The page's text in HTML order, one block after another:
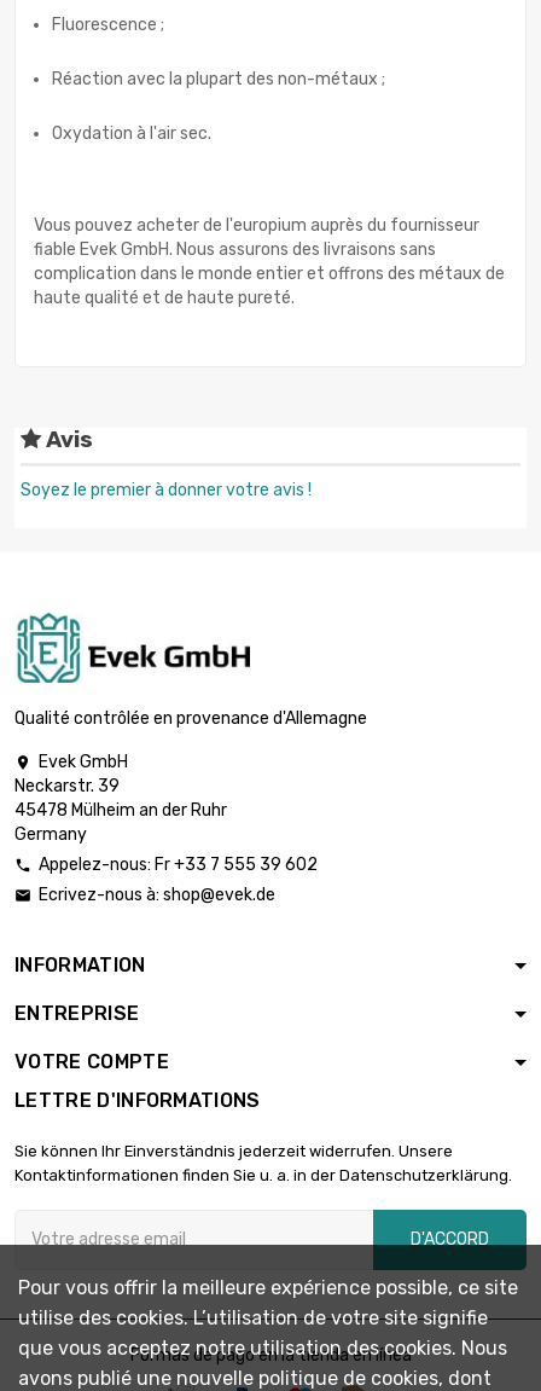
Fluorescence ;
Réaction avec la plupart des non-métaux ;
Oxydation à l'air sec.
Vous pouvez acheter de l'europium auprès du fournisseur
fiable Evek GmbH. Nous assurons des livraisons sans
complication dans le monde entier et offrons des métaux de
haute qualité et de haute pureté.
Avis
Soyez le premier à donner votre avis !
Qualité contrôlée en provenance d'Allemagne

Evek GmbH
Neckarstr. 39
45478 Mülheim an der Ruhr
Germany
 Appelez-nous: Fr +33 7 555 39 602
 Ecrivez-nous à: shop@evek.de
INFORMATION
ENTREPRISE
VOTRE COMPTE
LETTRE D'INFORMATIONS
Sie können Ihr Einverständnis jederzeit widerrufen. Unsere
Kontaktinformationen finden Sie u. a. in der Datenschutzerklärung.
D'ACCORD
Formas de pago en la tienda en línea
Pour vous offrir la meilleure expérience possible, ce site
utilise des cookies. L’utilisation de votre site signifie
que vous acceptez notre utilisation des cookies. Nous
avons publié une nouvelle politique de cookies, dont